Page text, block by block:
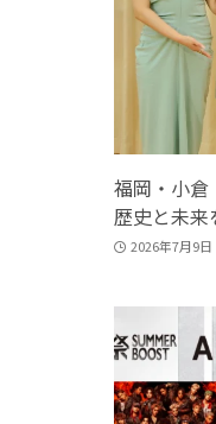
福岡・小
歴史と未来
2026年7月9日